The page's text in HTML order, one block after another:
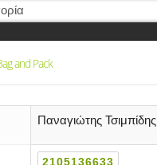
and Pack
Παναγιώτης Τσιμπίδης
2105136633